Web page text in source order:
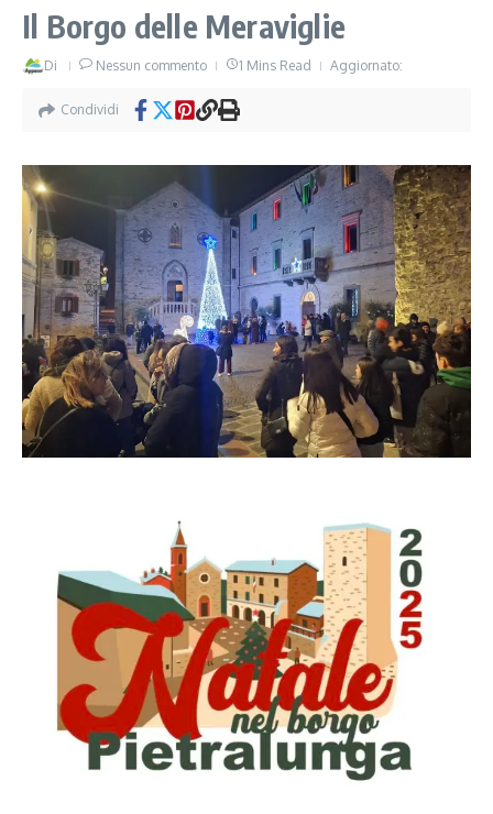
Il Borgo delle Meraviglie
Di Nessun commento 1 Mins Read Aggiornato:
Condividi